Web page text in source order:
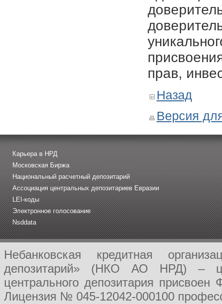
прав,
Назад
Версия
Карьера в НРД
Московская Биржа
Национальный расчетный депозитарий
Ассоциация центральных депозитариев Евразии
LEI-коды
Электронное голосование
Nsddata
Небанковская кредитная
депозитарий» (НКО АО НРД) –
центрального депозитария
Лицензия № 045-12042-000100